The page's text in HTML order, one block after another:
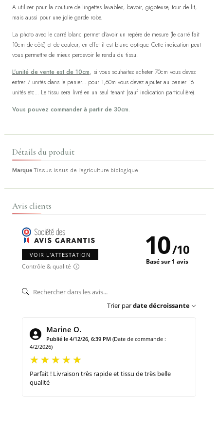
A utiliser pour la couture de lingettes lavables, bavoir, gigoteuse, tour de lit,
mais aussi pour une jolie garde robe.
La photo avec le carré blanc permet d'avoir un repère de mesure (le carré fait
10cm de côté) et de couleur, en effet il est blanc optique. Cette indication peut
vous permettre de mieux percevoir le rendu du tissu.
L'unité de vente est de 10cm, si vous souhaitez acheter 70cm vous devez
entrer 7 unités dans le panier... pour 1,60m vous devez ajouter au panier 16
unités etc... Le tissu sera livré en un seul tenant (sauf indication particulière).
Vous pouvez commander à partir de 30cm.
Détails du produit
Marque Tissus issus de l'agriculture biologique
Avis clients
VOIR L'ATTESTATION
Contrôle & qualité
10/10
Basé sur 1 avis
Trier pardate décroissante
Marine O.
Publié le 4/12/26, 6:39 PM (Date de commande :
4/2/2026)
Parfait ! Livraison très rapide et tissu de très belle
qualité